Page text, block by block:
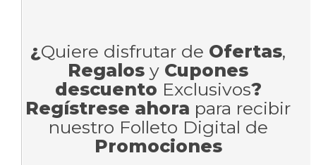
¿Quiere disfrutar de Ofertas,
Regalos y Cupones
descuento Exclusivos?
Regístrese ahora para recibir
nuestro Folleto Digital de
Promociones